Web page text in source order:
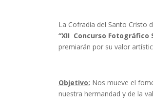
La Cofradía del Santo Cristo
“XII Concurso Fotográfico
premiarán por su valor
Objetivo: Nos mueve el
nuestra hermandad y de la